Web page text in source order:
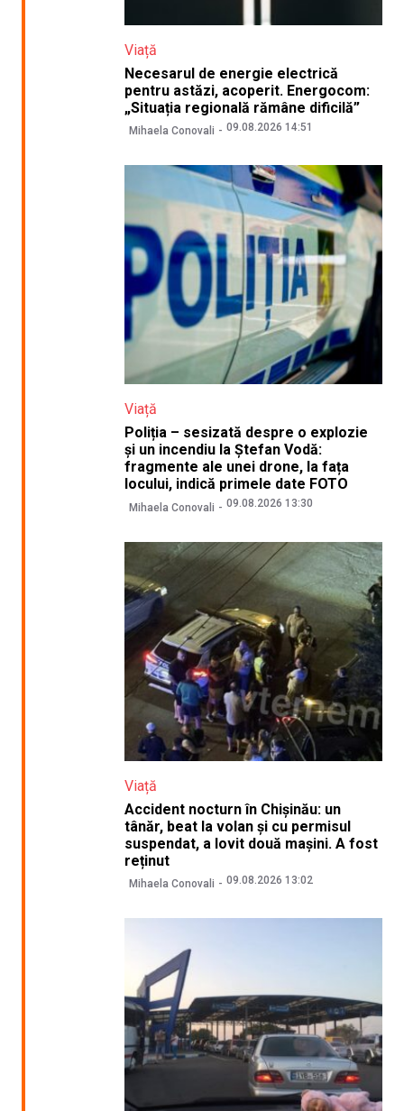
Viață
Necesarul de energie electrică
pentru astăzi, acoperit. Energocom:
„Situația regională rămâne dificilă”
Mihaela Conovali 09.08.2026 14:51
Viață
Poliția – sesizată despre o explozie
și un incendiu la Ștefan Vodă:
fragmente ale unei drone, la fața
locului, indică primele date FOTO
Mihaela Conovali 09.08.2026 13:30
Viață
Accident nocturn în Chișinău: un
tânăr, beat la volan și cu permisul
suspendat, a lovit două mașini. A fost
reținut
Mihaela Conovali 09.08.2026 13:02